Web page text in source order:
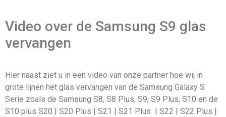
Video over de Samsung S9 glas
vervangen
Hier naast ziet u in een video van onze partner hoe wij in
grote lijnen het glas vervangen van de Samsung Galaxy S
Serie zoals de Samsung S8, S8 Plus, S9, S9 Plus, S10 en de
S10 plus S20 | S20 Plus | S21 | S21 Plus | S22 | S22 Plus |